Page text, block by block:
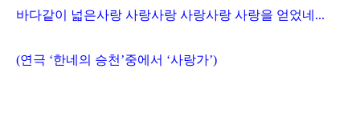
바다같이 넓은사랑 사랑사랑 사랑사랑 사랑을 얻었네...
(연극 ‘한네의 승천 ’중에서 ‘사랑가’)